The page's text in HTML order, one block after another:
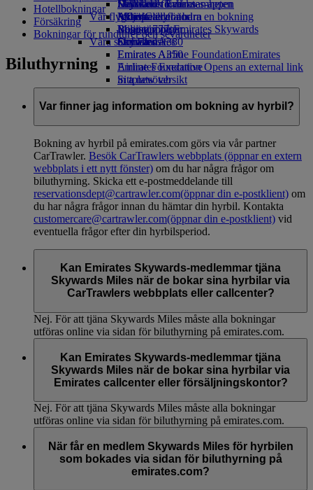
Drycker
Vår flygflotta
Boeing 777
Emirates A380
Emirates A350
Emirates Executive
Sittplatsöversikt
Leksaker för barn
Aktiviteter för barn
Hållbarhet i verksamheten
Miljöpolicy
Miljörapporter
Våra samhällen
Emirates Airline FoundationEmirates
Airline Foundation Opens an external link
in a new tab
Sponsring
Skywards Rail
Miles Calculator
Logga in på Emirates Skywards
Skywards+
Mobil och Emirates-appen
Avboka eller ändra en bokning
Resestörningar
Om Emirates
Hotellbokningar
Försäkring
Bokningar för rundturer och sevärdheter
Biluthyrning
Var finner jag information om bokning av hyrbil?
Bokning av hyrbil på emirates.com görs via vår partner
CarTrawler. Besök CarTrawlers webbplats (öppnar en extern
webbplats i ett nytt fönster) om du har några frågor om
biluthyrning. Skicka ett e-postmeddelande till
reservationsdept@cartrawler.com(öppnar din e-postklient) om
du har några frågor innan du hämtar din hyrbil. Kontakta
customercare@cartrawler.com(öppnar din e-postklient) vid
eventuella frågor efter din hyrbilsperiod.
Kan Emirates Skywards-medlemmar tjäna
Skywards Miles när de bokar sina hyrbilar via
CarTrawlers webbplats eller callcenter?
Nej. För att tjäna Skywards Miles måste alla bokningar
utföras online via sidan för biluthyrning på emirates.com.
Kan Emirates Skywards-medlemmar tjäna
Skywards Miles när de bokar sina hyrbilar via
Emirates callcenter eller försäljningskontor?
Nej. För att tjäna Skywards Miles måste alla bokningar
utföras online via sidan för biluthyrning på emirates.com.
När får en medlem Skywards Miles för hyrbilen
som bokades via sidan för biluthyrning på
emirates.com?